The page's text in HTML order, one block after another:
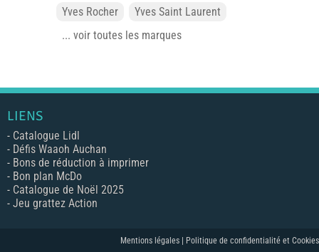
Yves Rocher
Yves Saint Laurent
... voir toutes les marques
LIENS
- Catalogue Lidl
- Défis Waaoh Auchan
- Bons de réduction à imprimer
- Bon plan McDo
- Catalogue de Noël 2025
- Jeu grattez Action
Mentions légales | Politique de confidentialité et Cookies